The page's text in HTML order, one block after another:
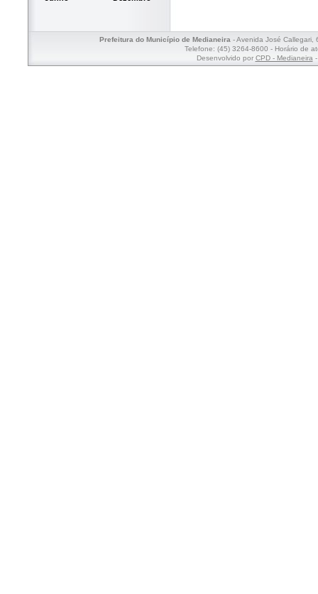
Prefeitura do Município de Medianeira- Avenida José Callegari,
Telefone: (45) 3264-8600 - Horário de
Desenvolvido por CPD - Medianeira-